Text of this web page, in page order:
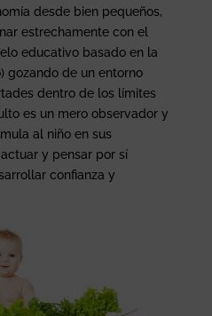
desde bien pequeños,
estrechamente con el
educativo basado en la
gozando de un entorno
dentro de los límites
es un mero observador y
al niño en sus
y pensar por sí
confianza y